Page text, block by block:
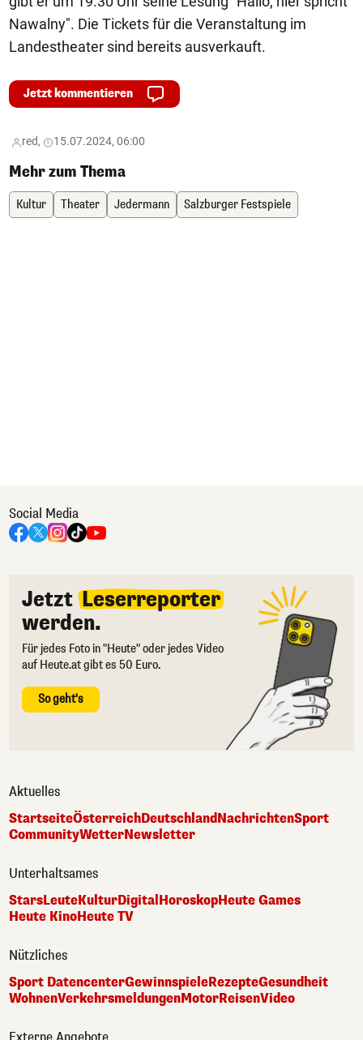
Nawalny". Die Tickets für die Veranstaltung im
Landestheater sind bereits ausverkauft.
Jetzt kommentieren
red, 15.07.2024, 06:00
Mehr zum Thema
Kultur Theater Jedermann Salzburger Festspiele
Social Media
Jetzt Leserreporter
werden.
Für jedes Foto in "Heute" oder jedes Video
auf Heute.at gibt es 50 Euro.
So geht's
Aktuelles
StartseiteÖsterreichDeutschlandNachrichtenSport
CommunityWetterNewsletter
Unterhaltsames
StarsLeuteKulturDigitalHoroskopHeute Games
Heute KinoHeute TV
Nützliches
Sport DatencenterGewinnspieleRezepteGesundheit
WohnenVerkehrsmeldungenMotorReisenVideo